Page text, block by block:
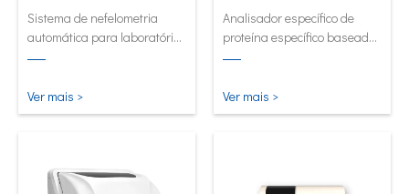
Sistema de nefelometria
automática para laboratórios
de alto volume.
Ver mais >
Analisador específico de
proteína específico baseado
em cartucho inovador.
Ver mais >